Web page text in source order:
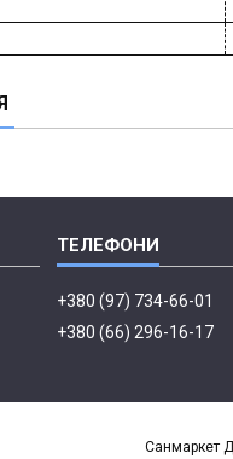
+380 (97) 734-66-01
+380 (66) 296-16-17